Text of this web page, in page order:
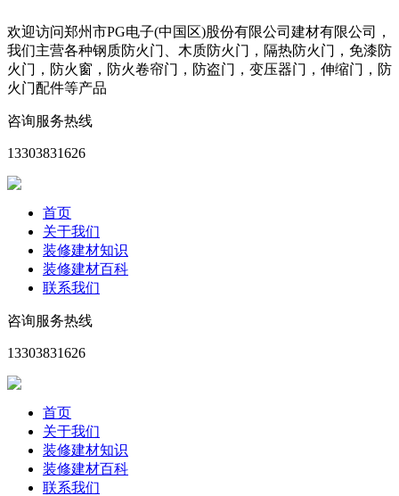
欢迎访问郑州市PG电子(中国区)股份有限公司建材有限公司，
我们主营各种钢质防火门、木质防火门，隔热防火门，免漆防
火门，防火窗，防火卷帘门，防盗门，变压器门，伸缩门，防
火门配件等产品
咨询服务热线
13303831626
首页
关于我们
装修建材知识
装修建材百科
联系我们
咨询服务热线
13303831626
首页
关于我们
装修建材知识
装修建材百科
联系我们